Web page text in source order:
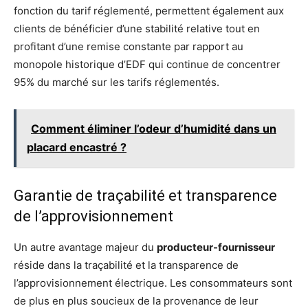
fonction du tarif réglementé, permettent également aux
clients de bénéficier d’une stabilité relative tout en
profitant d’une remise constante par rapport au
monopole historique d’EDF qui continue de concentrer
95% du marché sur les tarifs réglementés.
Comment éliminer l’odeur d’humidité dans un
placard encastré ?
Garantie de traçabilité et transparence
de l’approvisionnement
Un autre avantage majeur du producteur-fournisseur
réside dans la traçabilité et la transparence de
l’approvisionnement électrique. Les consommateurs sont
de plus en plus soucieux de la provenance de leur